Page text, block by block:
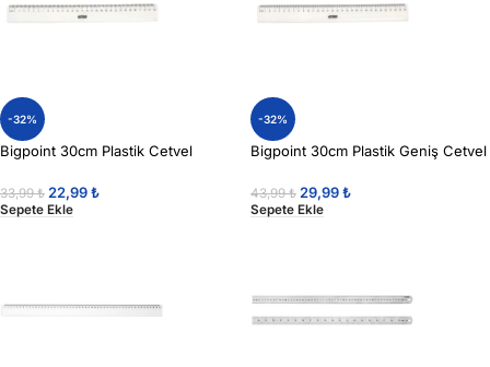
-32%
Bigpoint 30cm Plastik Cetvel
33,99₺ 22,99₺
Sepete Ekle
-32%
Bigpoint 30cm Plastik Geniş Cetvel
43,99₺ 29,99₺
Sepete Ekle